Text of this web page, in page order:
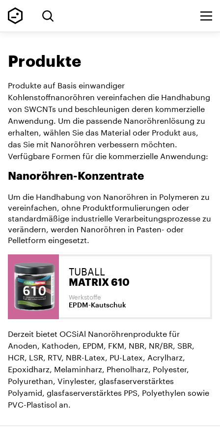
Produkte
Produkte auf Basis einwandiger
Kohlenstoffnanoröhren vereinfachen die Handhabung
von SWCNTs und beschleunigen deren kommerzielle
Anwendung. Um die passende Nanoröhrenlösung zu
erhalten, wählen Sie das Material oder Produkt aus,
das Sie mit Nanoröhren verbessern möchten.
Verfügbare Formen für die kommerzielle Anwendung:
Nanoröhren-Konzentrate
Um die Handhabung von Nanoröhren in Polymeren zu
vereinfachen, ohne Produktformulierungen oder
standardmäßige industrielle Verarbeitungsprozesse zu
verändern, werden Nanoröhren in Pasten- oder
Pelletform eingesetzt.
TUBALL
MATRIX 610
Werkstoffe
EPDM-Kautschuk
Derzeit bietet OCSiAl Nanoröhrenprodukte für
Anoden, Kathoden, EPDM, FKM, NBR, NR/BR, SBR,
HCR, LSR, RTV, NBR-Latex, PU-Latex, Acrylharz,
Epoxidharz, Melaminharz, Phenolharz, Polyester,
Polyurethan, Vinylester, glasfaserverstärktes
Polyamid, glasfaserverstärktes PPS, Polyethylen sowie
PVC-Plastisol an.